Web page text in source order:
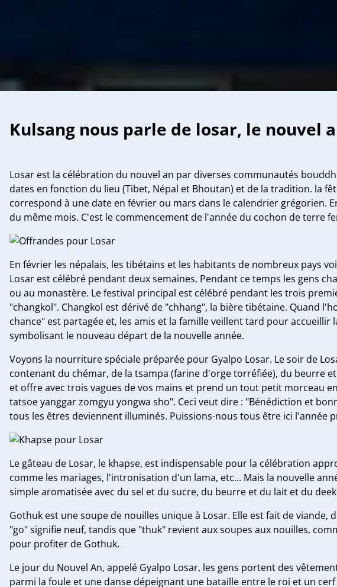
Kulsang nous parle de losar, le nouvel
Losar est la célébration du nouvel an par diverses communautés
dates en fonction du lieu (Tibet, Népal et Bhoutan) et de la tradition. la
correspond à une date en février ou mars dans le calendrier grégorien.
du même mois. C'est le commencement de l'année du cochon de terre
En février les népalais, les tibétains et les habitants de nombreux pays
Losar est célébré pendant deux semaines. Pendant ce temps les gens
ou au monastère. Le festival principal est célébré pendant les trois
"changkol". Changkol est dérivé de "chhang", la bière tibétaine. Quand
chance" est partagée et, les amis et la famille veillent tard pour
symbolisant le nouveau départ de la nouvelle année.
Voyons la nourriture spéciale préparée pour Gyalpo Losar. Le soir de
contenant du chémar, de la tsampa (farine d'orge torréfiée), du beurre
et offre avec trois vagues de vos mains et prend un tout petit morceau
tatsoe yanggar zomgyu yongwa sho". Ceci veut dire : "Bénédiction et
tous les êtres deviennent illuminés. Puissions-nous tous être ici l'année
Le gâteau de Losar, le khapse, est indispensable pour la célébration
comme les mariages, l'intronisation d'un lama, etc... Mais la nouvelle
simple aromatisée avec du sel et du sucre, du beurre et du lait et du
Gothuk est une soupe de nouilles unique à Losar. Elle est fait de
"go" signifie neuf, tandis que "thuk" revient aux soupes aux nouilles,
pour profiter de Gothuk.
Le jour du Nouvel An, appelé Gyalpo Losar, les gens portent des
parmi la foule et une danse dépeignant une bataille entre le roi et un